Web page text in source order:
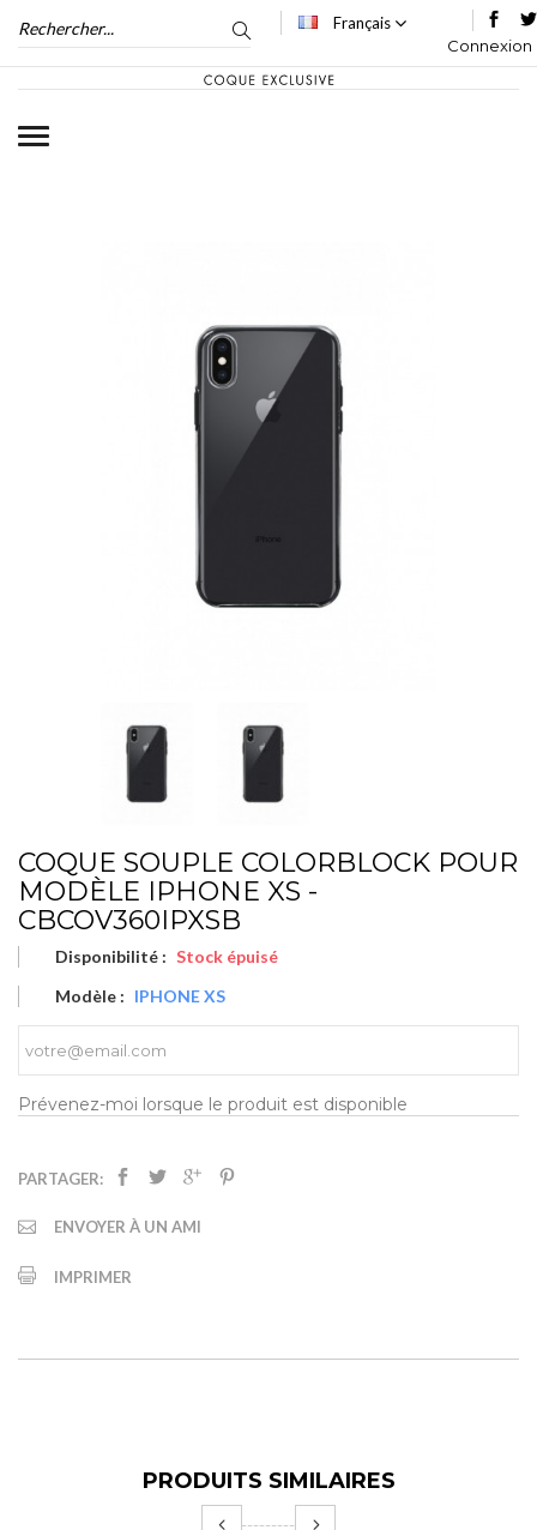
Français
Connexion
COQUE SOUPLE COLORBLOCK POUR
MODÈLE IPHONE XS -
CBCOV360IPXSB
Disponibilité : Stock épuisé
Modèle : IPHONE XS
Prévenez-moi lorsque le produit est disponible
PARTAGER:
ENVOYER À UN AMI
IMPRIMER
PRODUITS SIMILAIRES